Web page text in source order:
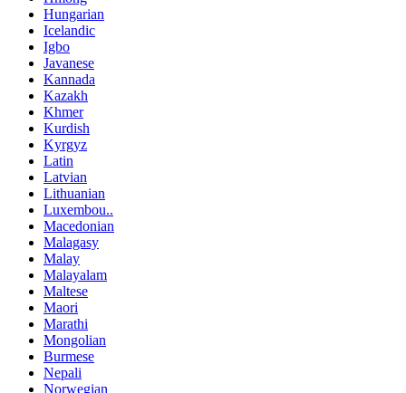
Hungarian
Icelandic
Igbo
Javanese
Kannada
Kazakh
Khmer
Kurdish
Kyrgyz
Latin
Latvian
Lithuanian
Luxembou..
Macedonian
Malagasy
Malay
Malayalam
Maltese
Maori
Marathi
Mongolian
Burmese
Nepali
Norwegian